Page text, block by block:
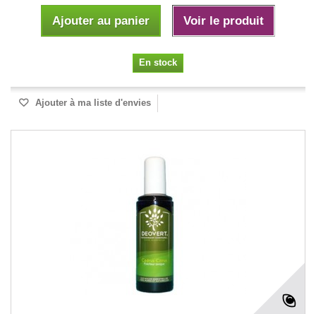
Ajouter au panier Voir le produit
En stock
Ajouter à ma liste d'envies